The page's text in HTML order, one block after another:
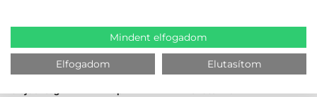
PAPÍR VS DIREKT TERMÁL – SZAKMAI
ÖSSZEHASONLÍTÁS
Mindent elfogadom
Elfogadom Elutasítom